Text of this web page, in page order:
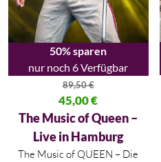
50% sparen
nur noch 6 Verfügbar
89,50€
Ursprünglicher Preis war: 89,50 €
45,00€
Aktueller Preis ist: 45,00 €.
The Music of Queen –
Live in Hamburg
The Music of QUEEN – Die